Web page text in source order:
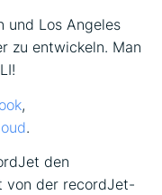
und Los Angeles
zu entwickeln. Man
,
.
den
von der recordJet-